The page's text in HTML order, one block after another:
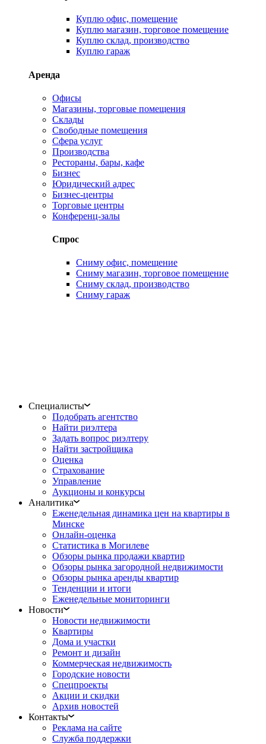
Куплю офис, помещение
Куплю магазин, торговое помещение
Куплю склад, производство
Куплю гараж
Аренда
Офисы
Магазины, торговые помещения
Склады
Свободные помещения
Сфера услуг
Производства
Рестораны, бары, кафе
Бизнес
Юридический адрес
Бизнес-центры
Торговые центры
Конференц-залы
Спрос
Сниму офис, помещение
Сниму магазин, торговое помещение
Сниму склад, производство
Сниму гараж
Специалисты
Подобрать агентство
Найти риэлтера
Задать вопрос риэлтеру
Найти застройщика
Оценка
Страхование
Управление
Аукционы и конкурсы
Аналитика
Еженедельная динамика цен на квартиры в
Минске
Онлайн-оценка
Статистика в Могилеве
Обзоры рынка продажи квартир
Обзоры рынка загородной недвижимости
Обзоры рынка аренды квартир
Тенденции и итоги
Еженедельные мониторинги
Новости
Новости недвижимости
Квартиры
Дома и участки
Ремонт и дизайн
Коммерческая недвижимость
Городские новости
Спецпроекты
Акции и скидки
Архив новостей
Контакты
Реклама на сайте
Служба поддержки